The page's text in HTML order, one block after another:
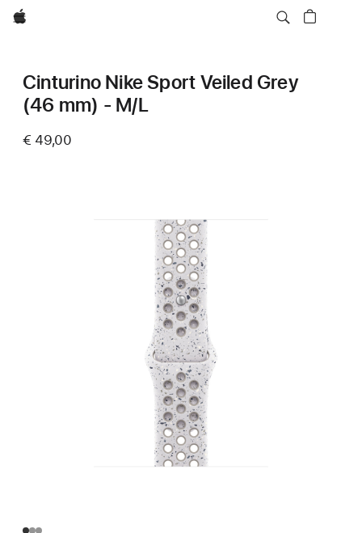
Apple
Cinturino Nike Sport Veiled Grey
(46 mm) - M/L
€ 49,00